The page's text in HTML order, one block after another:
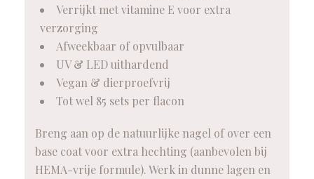
Verrijkt met vitamine E voor extra
verzorging
Afweekbaar of opvulbaar
UV & LED uithardend
Vegan & dierproefvrij
Tot wel 85 sets per flacon
Breng aan op de natuurlijke nagel of over een
base coat voor extra hechting (aanbevolen bij
HEMA-vrije formule). Werk in dunne lagen en